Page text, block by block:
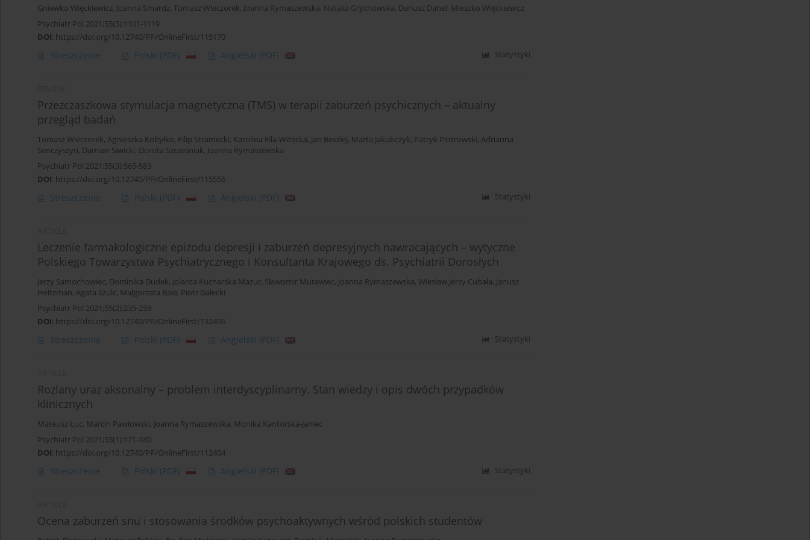
Gniewko Więckiewicz, Joanna Smardz, Tomasz Wieczorek, Joanna Rymaszewska, Natalia Grychowska, Dariusz Danel, Mieszko Więckiewicz
Psychiatr Pol 2021;55(5):1101-1119
DOI: https://doi.org/10.12740/PP/OnlineFirst/115170
Streszczenie Polski (PDF) Angielski (PDF) Statystyki
Przezczaszkowa stymulacja magnetyczna (TMS) w terapii zaburzeń psychicznych – aktualny
przegląd badań
Tomasz Wieczorek, Agnieszka Kobyłko, Filip Stramecki, Karolina Fila-Witecka, Jan Beszłej, Marta Jakubczyk, Patryk Piotrowski, Adrianna
Senczyszyn, Damian Siwicki, Dorota Szcześniak, Joanna Rymaszewska
Psychiatr Pol 2021;55(3):565-583
DOI: https://doi.org/10.12740/PP/OnlineFirst/115556
Streszczenie Polski (PDF) Angielski (PDF) Statystyki
Leczenie farmakologiczne epizodu depresji i zaburzeń depresyjnych nawracających – wytyczne
Polskiego Towarzystwa Psychiatrycznego i Konsultanta Krajowego ds. Psychiatrii Dorosłych
Jerzy Samochowiec, Dominika Dudek, Jolanta Kucharska Mazur, Sławomir Murawiec, Joanna Rymaszewska, Wiesław Jerzy Cubała, Janusz
Heitzman, Agata Szulc, Małgorzata Bała, Piotr Gałecki
Psychiatr Pol 2021;55(2):235-259
DOI: https://doi.org/10.12740/PP/OnlineFirst/132496
Streszczenie Polski (PDF) Angielski (PDF) Statystyki
Rozlany uraz aksonalny – problem interdyscyplinarny. Stan wiedzy i opis dwóch przypadków
klinicznych
Mateusz Łuc, Marcin Pawłowski, Joanna Rymaszewska, Monika Kantorska-Janiec
Psychiatr Pol 2021;55(1):171-180
DOI: https://doi.org/10.12740/PP/OnlineFirst/112404
Streszczenie Polski (PDF) Angielski (PDF) Statystyki
Ocena zaburzeń snu i stosowania środków psychoaktywnych wśród polskich studentów